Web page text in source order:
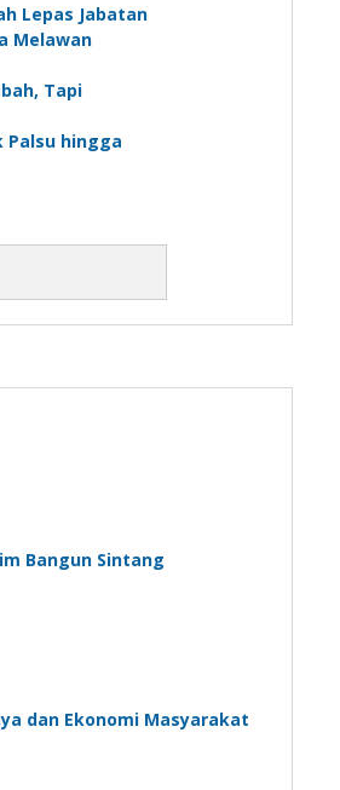
Lepas Jabatan
Melawan
Tapi
Palsu hingga
Bangun Sintang
dan Ekonomi Masyarakat